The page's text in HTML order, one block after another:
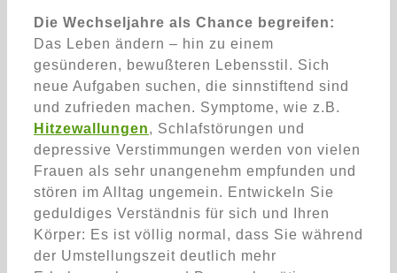
Die Wechseljahre als Chance begreifen:
Das Leben ändern – hin zu einem
gesünderen, bewußteren Lebensstil. Sich
neue Aufgaben suchen, die sinnstiftend sind
und zufrieden machen. Symptome, wie z.B.
Hitzewallungen, Schlafstörungen und
depressive Verstimmungen werden von vielen
Frauen als sehr unangenehm empfunden und
stören im Alltag ungemein. Entwickeln Sie
geduldiges Verständnis für sich und Ihren
Körper: Es ist völlig normal, dass Sie während
der Umstellungszeit deutlich mehr